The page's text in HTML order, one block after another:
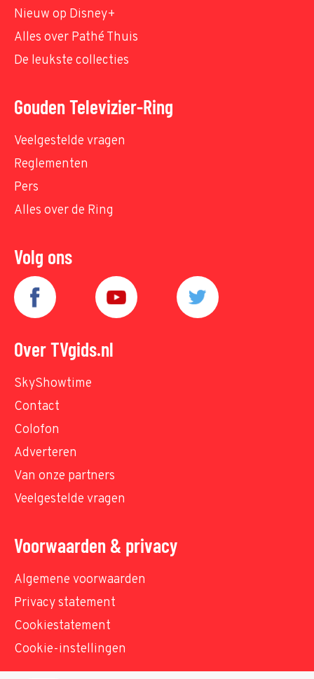
Nieuw op Disney+
Alles over Pathé Thuis
De leukste collecties
Gouden Televizier-Ring
Veelgestelde vragen
Reglementen
Pers
Alles over de Ring
Volg ons
Over TVgids.nl
SkyShowtime
Contact
Colofon
Adverteren
Van onze partners
Veelgestelde vragen
Voorwaarden & privacy
Algemene voorwaarden
Privacy statement
Cookiestatement
Cookie-instellingen